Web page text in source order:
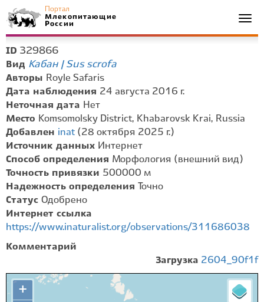
Портал
Млекопитающие
России
ID 329866
Вид Кабан | Sus scrofa
Авторы Royle Safaris
Дата наблюдения 24 августа 2016 г.
Неточная дата Нет
Место Komsomolsky District, Khabarovsk Krai, Russia
Добавлен inat (28 октября 2025 г.)
Источник данных Интернет
Способ определения Морфология (внешний вид)
Точность привязки 500000 м
Надежность определения
Точно
Статус Одобрено
Интернет ссылка
https://www.inaturalist.org/observations/311686038
Комментарий
Загрузка 2604_90f1f
+